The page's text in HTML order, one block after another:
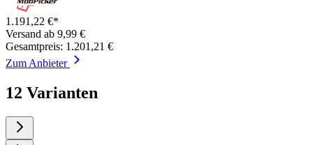
1.191,22 €*
Versand ab 9,99 €
Gesamtpreis: 1.201,21 €
Zum Anbieter
12 Varianten